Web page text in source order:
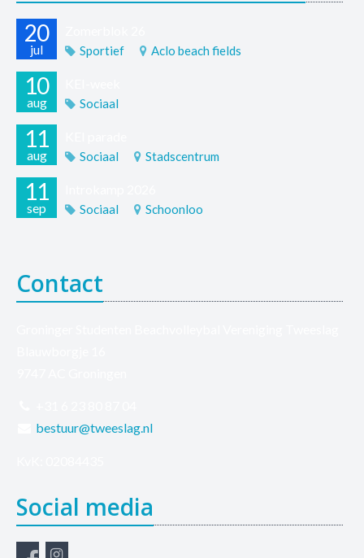
20
jul Sportief Aclo beach fields
10
aug Sociaal
11
aug Sociaal Stadscentrum
11
sep Sociaal Schoonloo
Contact
bestuur@tweeslag.nl
Social media